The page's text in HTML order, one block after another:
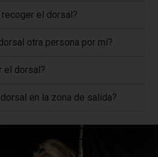
el dorsal?
otra persona por mí?
el dorsal?
en la zona de salida?